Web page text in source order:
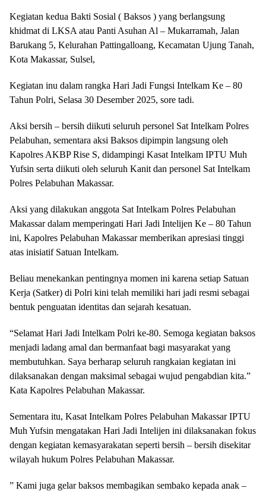
Kegiatan kedua Bakti Sosial ( Baksos ) yang berlangsung
khidmat di LKSA atau Panti Asuhan Al – Mukarramah, Jalan
Barukang 5, Kelurahan Pattingalloang, Kecamatan Ujung Tanah,
Kota Makassar, Sulsel,
Kegiatan inu dalam rangka Hari Jadi Fungsi Intelkam Ke – 80
Tahun Polri, Selasa 30 Desember 2025, sore tadi.
Aksi bersih – bersih diikuti seluruh personel Sat Intelkam Polres
Pelabuhan, sementara aksi Baksos dipimpin langsung oleh
Kapolres AKBP Rise S, didampingi Kasat Intelkam IPTU Muh
Yufsin serta diikuti oleh seluruh Kanit dan personel Sat Intelkam
Polres Pelabuhan Makassar.
Aksi yang dilakukan anggota Sat Intelkam Polres Pelabuhan
Makassar dalam memperingati Hari Jadi Intelijen Ke – 80 Tahun
ini, Kapolres Pelabuhan Makassar memberikan apresiasi tinggi
atas inisiatif Satuan Intelkam.
Beliau menekankan pentingnya momen ini karena setiap Satuan
Kerja (Satker) di Polri kini telah memiliki hari jadi resmi sebagai
bentuk penguatan identitas dan sejarah kesatuan.
“Selamat Hari Jadi Intelkam Polri ke-80. Semoga kegiatan baksos
menjadi ladang amal dan bermanfaat bagi masyarakat yang
membutuhkan. Saya berharap seluruh rangkaian kegiatan ini
dilaksanakan dengan maksimal sebagai wujud pengabdian kita.”
Kata Kapolres Pelabuhan Makassar.
Sementara itu, Kasat Intelkam Polres Pelabuhan Makassar IPTU
Muh Yufsin mengatakan Hari Jadi Intelijen ini dilaksanakan fokus
dengan kegiatan kemasyarakatan seperti bersih – bersih disekitar
wilayah hukum Polres Pelabuhan Makassar.
” Kami juga gelar baksos membagikan sembako kepada anak –